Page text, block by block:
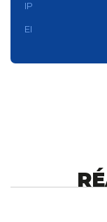
IP
EI